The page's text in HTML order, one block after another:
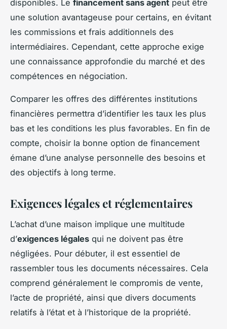
disponibles. Le financement sans agent peut être
une solution avantageuse pour certains, en évitant
les commissions et frais additionnels des
intermédiaires. Cependant, cette approche exige
une connaissance approfondie du marché et des
compétences en négociation.
Comparer les offres des différentes institutions
financières permettra d’identifier les taux les plus
bas et les conditions les plus favorables. En fin de
compte, choisir la bonne option de financement
émane d’une analyse personnelle des besoins et
des objectifs à long terme.
Exigences légales et réglementaires
L’achat d’une maison implique une multitude
d’exigences légales qui ne doivent pas être
négligées. Pour débuter, il est essentiel de
rassembler tous les documents nécessaires. Cela
comprend généralement le compromis de vente,
l’acte de propriété, ainsi que divers documents
relatifs à l’état et à l’historique de la propriété.